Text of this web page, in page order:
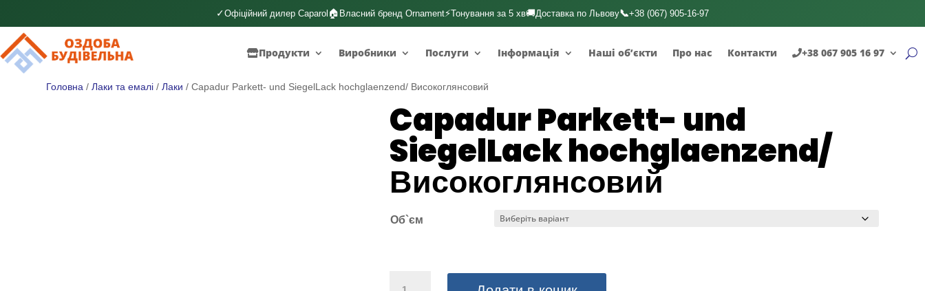
✓Офіційний дилер Caparol 🏠 Власний бренд Ornament⚡Тонування за 5 хв🚚Доставка по Львову📞+38 (067) 905-16-97
Продукти Виробники Послуги Інформація Наші об’єкти Про нас Контакти +38 067 905 16 97
Головна /Лаки та емалі /Лаки / Capadur Parkett- und SiegelLack hochglaenzend/ Високоглянсовий
Capadur Parkett- und
SiegelLack hochglaenzend/
Високоглянсовий
Об`єм